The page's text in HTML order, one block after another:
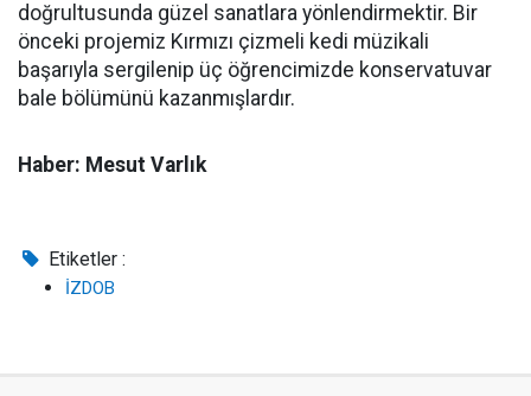
doğrultusunda güzel sanatlara yönlendirmektir. Bir
önceki projemiz Kırmızı çizmeli kedi müzikali
başarıyla sergilenip üç öğrencimizde konservatuvar
bale bölümünü kazanmışlardır.
Haber: Mesut Varlık
Etiketler :
İZDOB